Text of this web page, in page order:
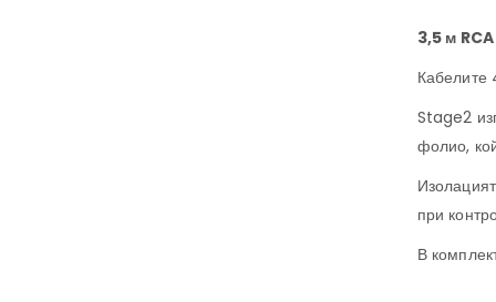
3,5 м
Кабелите
Stage2
фолио,
при
В